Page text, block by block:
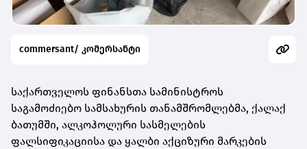
commersant/ კომერსანტი
საქართველოს ფინანსთა სამინისტროს
საგამოძიებო სამსახურის თანამშრომლებმა, ქალაქ
ბათუმში, ალკოჰოლური სასმელების
ფალსიფიკაციისა და ყალბი აქციზური მარკების